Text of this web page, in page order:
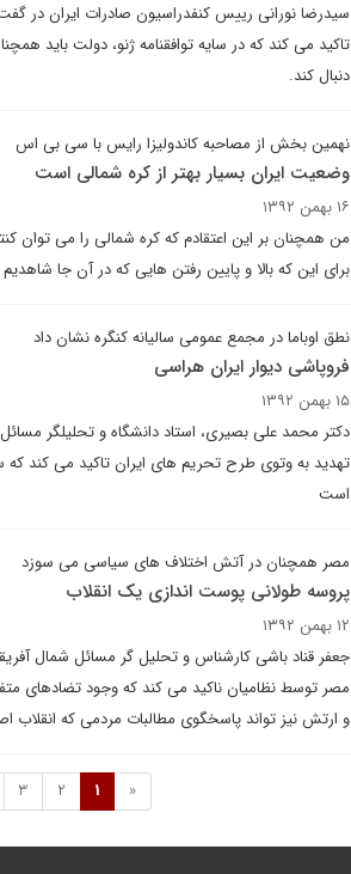
سیدرضا نورانی رییس کنفدراسیون صادرات ایران در گفت
تاکید می کند که در سایه توافقنامه ژنو، دولت باید
دنبال کند.
نهمین بخش از مصاحبه کاندولیزا رایس با سی بی اس
وضعیت ایران بسیار بهتر از کره شمالی است
۱۶ بهمن ۱۳۹۲
من همچنان بر این اعتقادم که کره شمالی را می توان
برای این که بالا و پایین رفتن هایی که در آن جا
نطق اوباما در مجمع عمومی سالیانه کنگره نشان داد
فروپاشی دیوار ایران هراسی
۱۵ بهمن ۱۳۹۲
دکتر محمد علی بصیری، استاد دانشگاه و تحلیلگر مسائل
تهدید به وتوی طرح تحریم های ایران تاکید می کند
است
مصر همچنان در آتش اختلاف های سیاسی می سوزد
پروسه طولانی پوست اندازی یک انقلاب
۱۲ بهمن ۱۳۹۲
جعفر قناد باشی کارشناس و تحلیل گر مسائل شمال
مصر توسط نظامیان ناکید می کند که وجود تضادهای
و ارتش نیز تواند پاسخگوی مطالبات مردمی که انقلاب
«
1
2
3